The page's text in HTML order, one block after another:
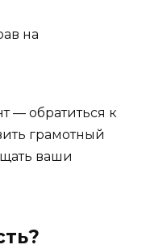
на
— обратиться к
грамотный
ваши